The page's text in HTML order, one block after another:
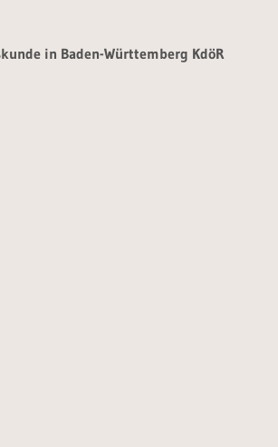
in Baden-Württemberg KdöR